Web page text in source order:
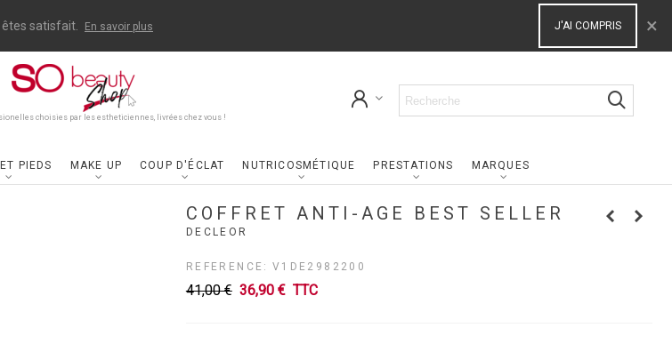
satisfait. En savoir plus J'AI COMPRIS ×
choisies par les estheticiennes, livrées chez vous !
PIEDS MAKE UP COUP D'ÉCLAT NUTRICOSMÉTIQUE PRESTATIONS MARQUES
COFFRET ANTI-AGE BEST SELLER
DECLEOR
REFERENCE: V1DE2982200
41,00 € 36,90 € TTC